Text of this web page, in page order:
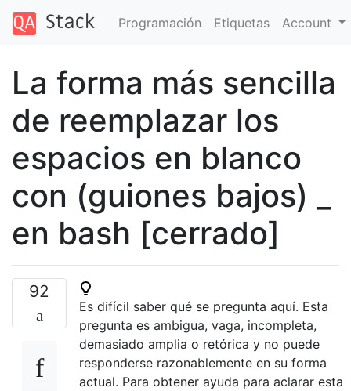
Programación Etiquetas Account
La forma más sencilla
de reemplazar los
espacios en blanco
con (guiones bajos) _
en bash [cerrado]
92
Es difícil saber qué se pregunta aquí. Esta
pregunta es ambigua, vaga, incompleta,
demasiado amplia o retórica y no puede
responderse razonablemente en su forma
actual. Para obtener ayuda para aclarar esta